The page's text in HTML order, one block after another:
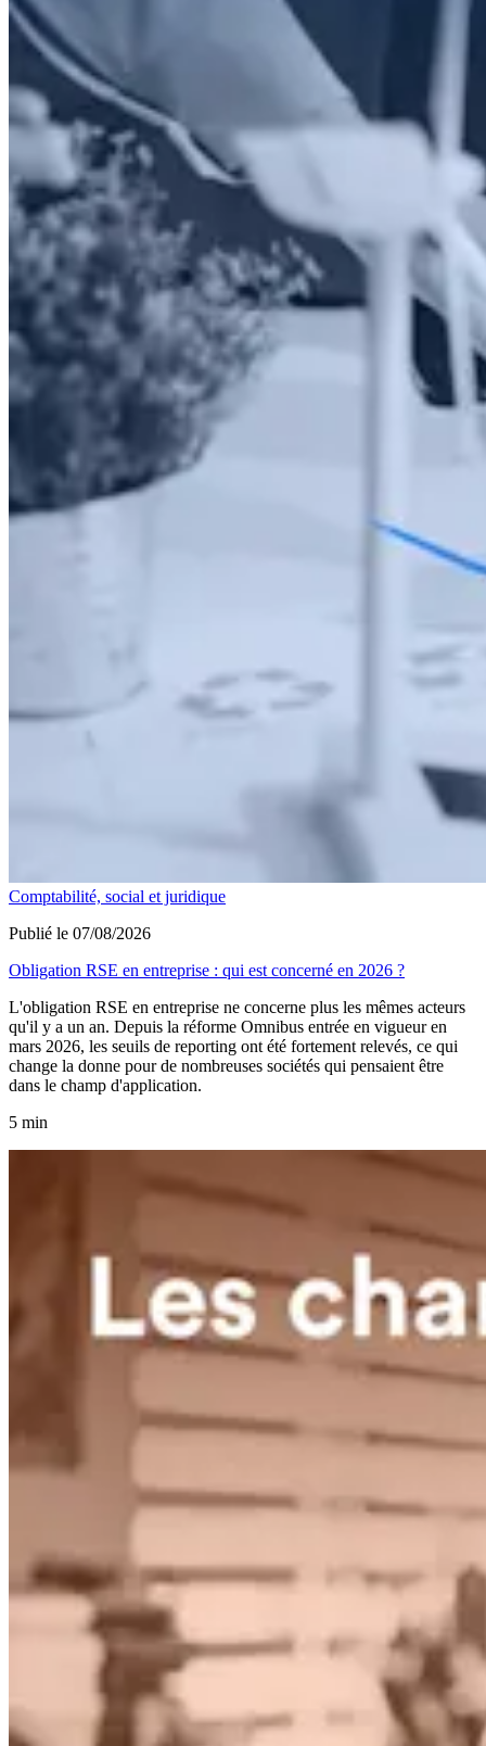
Comptabilité, social et juridique
Publié le 07/08/2026
Obligation RSE en entreprise : qui est concerné en 2026 ?
L'obligation RSE en entreprise ne concerne plus les mêmes acteurs
qu'il y a un an. Depuis la réforme Omnibus entrée en vigueur en
mars 2026, les seuils de reporting ont été fortement relevés, ce qui
change la donne pour de nombreuses sociétés qui pensaient être
dans le champ d'application.
5 min